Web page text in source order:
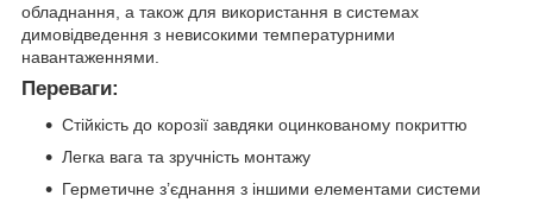
обладнання, а також для використання в системах
димовідведення з невисокими температурними
навантаженнями.
Переваги:
Стійкість до корозії завдяки оцинкованому покриттю
Легка вага та зручність монтажу
Герметичне з’єднання з іншими елементами системи